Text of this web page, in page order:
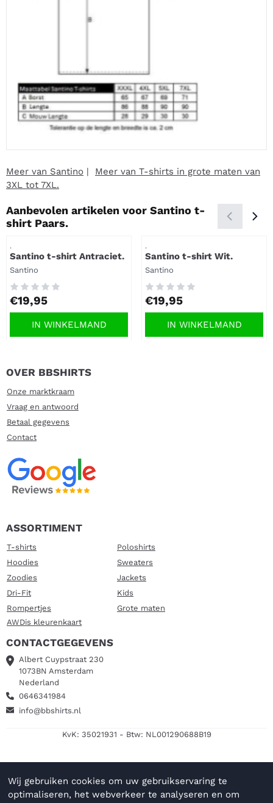
Meer van Santino | Meer van T-shirts in grote maten van
3XL tot 7XL.
Aanbevolen artikelen voor Santino t-
shirt Paars.
.
Santino t-shirt Antraciet.
Merk:
Santino
Prijs: 19,95
€19,95
IN WINKELMAND
.
Santino t-shirt Wit.
Merk:
Santino
Prijs: 19,95
€19,95
IN WINKELMAND
OVER BBSHIRTS
Onze marktkraam
Vraag en antwoord
Betaal gegevens
Contact
ASSORTIMENT
T-shirts
Poloshirts
Hoodies
Sweaters
Zoodies
Jackets
Dri-Fit
Kids
Rompertjes
Grote maten
AWDis kleurenkaart
CONTACTGEGEVENS
Albert Cuypstraat 230
1073BN Amsterdam
Nederland
0646341984
info@bbshirts.nl
KvK: 35021931 - Btw: NL001290688B19
Wij gebruiken cookies om uw gebruikservaring te
optimaliseren, het webverkeer te analyseren en om